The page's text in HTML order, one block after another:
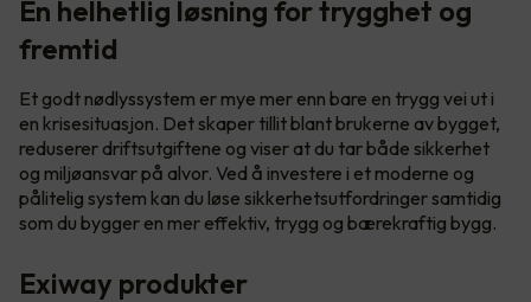
En helhetlig løsning for trygghet og
fremtid
Et godt nødlyssystem er mye mer enn bare en trygg vei ut i
en krisesituasjon. Det skaper tillit blant brukerne av bygget,
reduserer driftsutgiftene og viser at du tar både sikkerhet
og miljøansvar på alvor. Ved å investere i et moderne og
pålitelig system kan du løse sikkerhetsutfordringer samtidig
som du bygger en mer effektiv, trygg og bærekraftig bygg.
Exiway produkter